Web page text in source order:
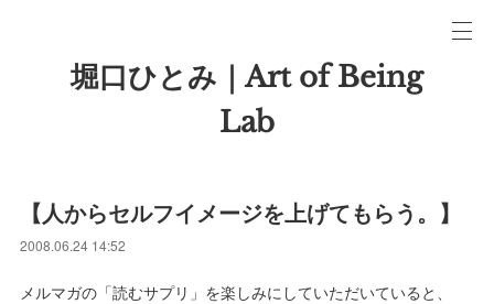
堀口ひとみ｜Art of Being
Lab
【人からセルフイメージを上げてもらう。】
2008.06.24 14:52
メルマガの「読むサプリ」を楽しみにしていただいていると、